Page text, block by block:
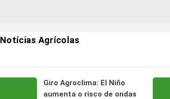
Notícias Agrícolas
Giro Agroclima: El Niño
aumenta o risco de ondas